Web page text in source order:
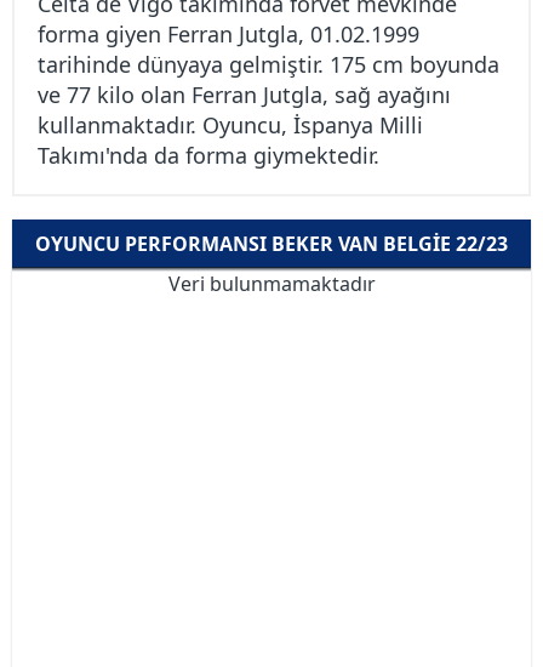
forma giyen Ferran Jutgla, 01.02.1999
tarihinde dünyaya gelmiştir. 175 cm boyunda
ve 77 kilo olan Ferran Jutgla, sağ ayağını
kullanmaktadır. Oyuncu, İspanya Milli
Takımı'nda da forma giymektedir.
OYUNCU PERFORMANSI BEKER VAN BELGIE 22/23
Veri bulunmamaktadır